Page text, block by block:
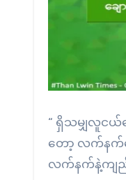
“ ရှိသမျှလူငယ်
တော့ လက်နက်
လက်နက်နဲ့ကျည်